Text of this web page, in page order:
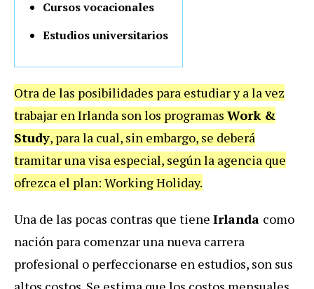
Cursos vocacionales
Estudios universitarios
Otra de las posibilidades para estudiar y a la vez
trabajar en Irlanda son los programas Work &
Study, para la cual, sin embargo, se deberá
tramitar una visa especial, según la agencia que
ofrezca el plan: Working Holiday.
Una de las pocas contras que tiene Irlanda como
nación para comenzar una nueva carrera
profesional o perfeccionarse en estudios, son sus